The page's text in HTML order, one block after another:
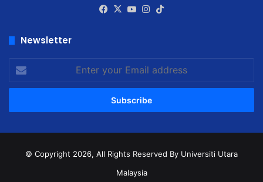
Facebook
X YouTubeInstagram
Newsletter
your
Email
© Copyright 2026, All Rights Reserved By Universiti Utara
Malaysia